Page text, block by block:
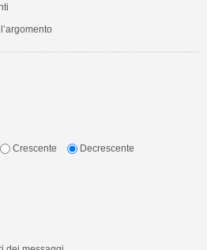
Crescente
Decrescente